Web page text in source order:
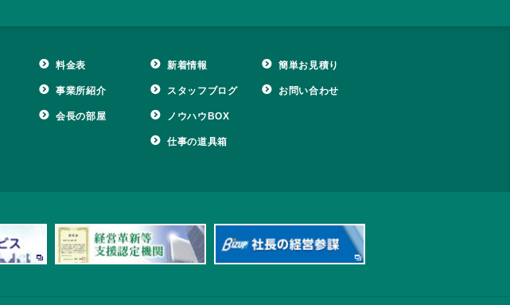
料金表
事業所紹介
会長の部屋
新着情報
スタッフブログ
ノウハウBOX
仕事の道具箱
簡単お見積り
お問い合わせ